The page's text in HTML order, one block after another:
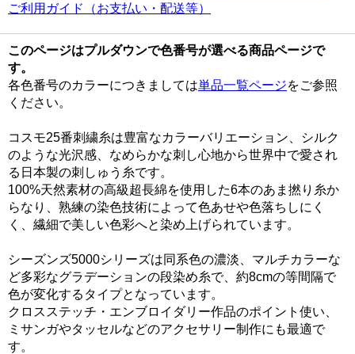
ご利用ガイド（お支払い・配送等）
このページはプルダウンで色番号が選べる商品ページで
す。
各色番号のカラーにつきましては単品一覧ページをご参照
ください。
コスモ25番刺繍糸は豊富なカラーバリエーション、シルク
のような光沢感、なめらかな刺し心地から世界中で愛され
る日本製の刺しゅう糸です。
100%天然素材の高級超長綿を使用した6本のあま撚り糸か
らなり、熟練の染色技術によって色あせや色落ちしにく
く、繊細で美しい色彩へと染め上げられています。
シーズンズ5000シリーズは同系色の濃淡、マルチカラーな
ど多彩なグラデーションの段染め糸で、約8cmの等間隔で
色が変化するタイプとなっています。
クロスステッチ・エンブロイダリー作品のポイント使い、
ミサンガやタッセルなどのアクセサリー制作にも最適で
す。